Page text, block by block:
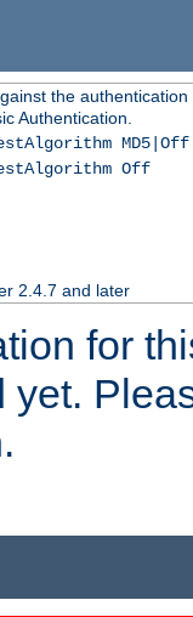
the
Authentication.
MD5|Off
Off
2.4.7 and later
for
yet.